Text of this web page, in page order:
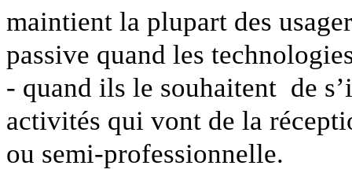
maintient la plupart des
passive quand les
- quand ils le souhaitent de
activités qui vont de la
ou semi-professionnelle.